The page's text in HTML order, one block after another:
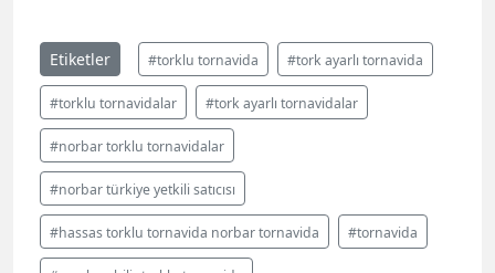
Etiketler #torklu tornavida #tork ayarlı tornavida
#torklu tornavidalar #tork ayarlı tornavidalar
#norbar torklu tornavidalar
#norbar türkiye yetkili satıcısı
#hassas torklu tornavida norbar tornavida #tornavida